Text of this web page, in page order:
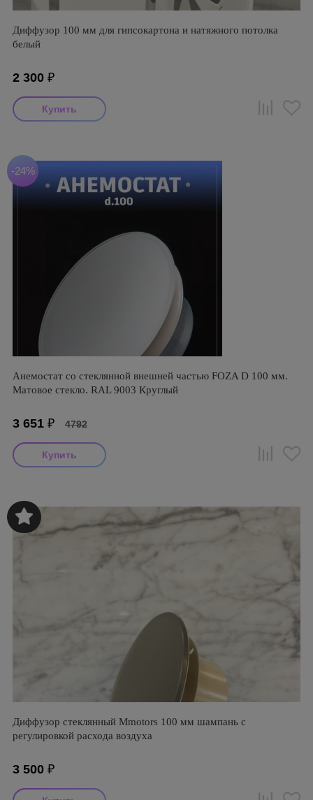
Диффузор 100 мм для гипсокартона и натяжного потолка
белый
2 300 ₽
-24%
Анемостат со стеклянной внешней частью FOZA D 100 мм.
Матовое стекло. RAL 9003 Круглый
3 651 ₽ 4792
Диффузор стеклянный Mmotors 100 мм шампань с
регулировкой расхода воздуха
3 500 ₽